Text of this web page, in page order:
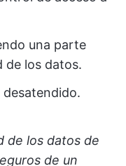
una parte
de los datos.
de los datos de
de un